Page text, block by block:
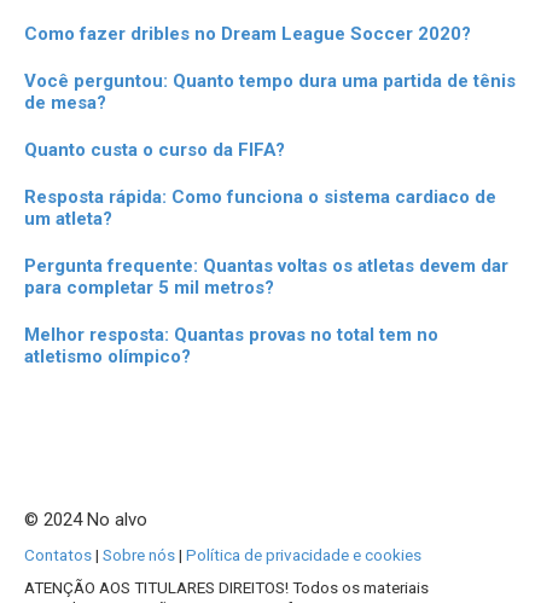
Como fazer dribles no Dream League Soccer 2020?
Você perguntou: Quanto tempo dura uma partida de tênis
de mesa?
Quanto custa o curso da FIFA?
Resposta rápida: Como funciona o sistema cardiaco de
um atleta?
Pergunta frequente: Quantas voltas os atletas devem dar
para completar 5 mil metros?
Melhor resposta: Quantas provas no total tem no
atletismo olímpico?
© 2024 No alvo
Contatos| Sobre nós| Política de privacidade e cookies
ATENÇÃO AOS TITULARES DIREITOS! Todos os materiais